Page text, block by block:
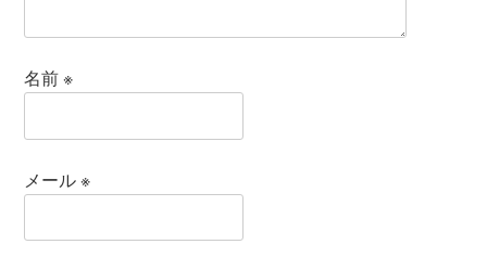
名前※
メール※